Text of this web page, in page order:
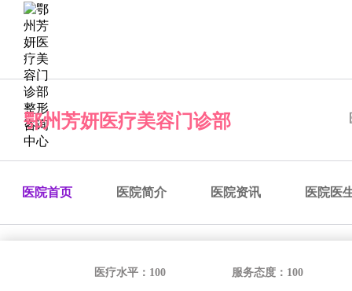
鄂州芳妍医疗美容门诊部
医院首页 医院简介 医院资讯 医院医
医疗水平： 100 服务态度： 100